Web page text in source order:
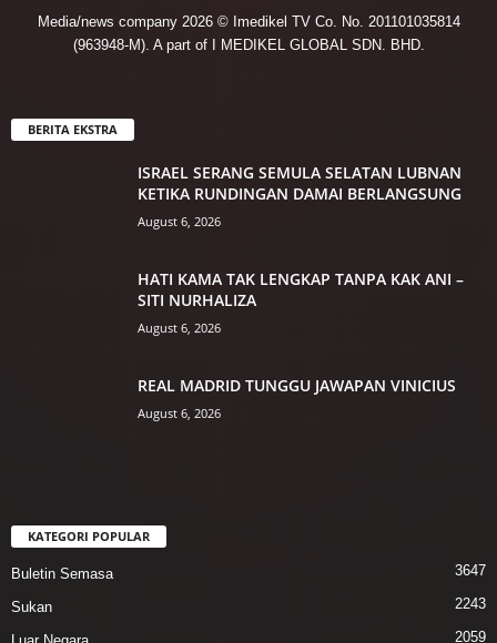
Media/news company 2026 © Imedikel TV Co. No. 201101035814
(963948-M). A part of I MEDIKEL GLOBAL SDN. BHD.
BERITA EKSTRA
ISRAEL SERANG SEMULA SELATAN LUBNAN
KETIKA RUNDINGAN DAMAI BERLANGSUNG
August 6, 2026
HATI KAMA TAK LENGKAP TANPA KAK ANI –
SITI NURHALIZA
August 6, 2026
REAL MADRID TUNGGU JAWAPAN VINICIUS
August 6, 2026
KATEGORI POPULAR
Buletin Semasa 3647
Sukan 2243
2059